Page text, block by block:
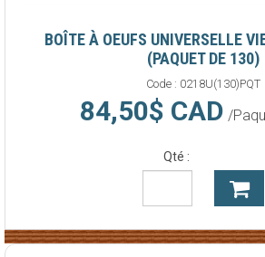
BOÎTE À OEUFS UNIVERSELLE
(PAQUET DE 130)
Code : 0218U(130)PQT
84,50$ CAD /
Qté :